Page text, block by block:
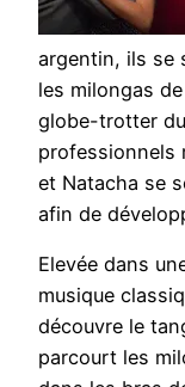
argentin, ils se
les milongas
globe-trotter
professionnels
et Natacha se
afin de
Elevée dans
musique
découvre le
parcourt les